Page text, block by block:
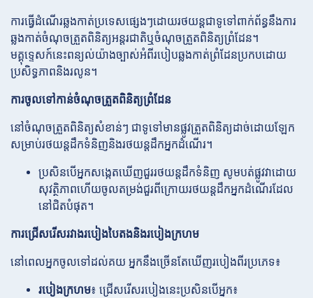
ការធ្វើដំណើរឆ្លងកាត់ប្រទេសផ្សេងៗដោយរថយន្តជាទូទៅពាក់ព័ន្ធនឹងការ
ឆ្លងកាត់ចំណុចត្រួតពិនិត្យអន្តរជាតិឬចំណុចត្រួតពិនិត្យព្រំដែន។
មគ្គុទ្ទេសក៍នេះពន្យល់យ៉ាងច្បាស់អំពីរបៀបឆ្លងកាត់ព្រំដែនប្រកបដោយ
ប្រសិទ្ធភាពនិងរលូន។
ការចូលទៅកាន់ចំណុចត្រួតពិនិត្យព្រំដែន
នៅចំណុចត្រួតពិនិត្យសំខាន់ៗ ជាទូទៅមានផ្លូវត្រួតពិនិត្យដាច់ដោយឡែក
សម្រាប់រថយន្តដឹកទំនិញនិងរថយន្តដឹកអ្នកដំណើរ។
ប្រសិនបើអ្នកសង្កេតឃើញជួររថយន្តដឹកទំនិញ សូមបត់ផ្លូវវាដោយ
សុវត្ថិភាពហើយចូលតម្រង់ជួរពីក្រោយរថយន្តដឹកអ្នកដំណើរដែល
នៅជិតបំផុត។
ការជ្រើសរើសរវាងរបៀងបៃតងនិងរបៀងក្រហម
នៅពេលអ្នកចូលទៅដល់គយ អ្នកនឹងច្រើនតែឃើញរបៀងពីរប្រភេទ៖
របៀងក្រហម៖ ជ្រើសរើសរបៀងនេះប្រសិនបើអ្នក៖